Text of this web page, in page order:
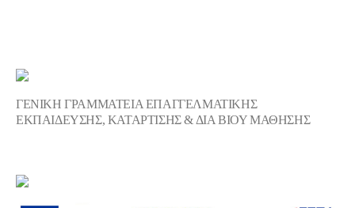
ΓΕΝΙΚΗ ΓΡΑΜΜΑΤΕΙΑ ΕΠΑΓΓΕΛΜΑΤΙΚΗΣ
ΕΚΠΑΙΔΕΥΣΗΣ, ΚΑΤΑΡΤΙΣΗΣ & ΔΙΑ ΒΙΟΥ ΜΑΘΗΣΗΣ